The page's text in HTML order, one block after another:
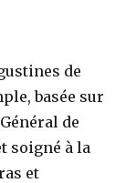
de
basée sur
de
soigné à la
et